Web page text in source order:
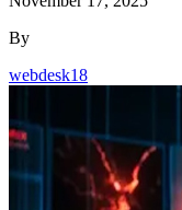
By
webdesk18